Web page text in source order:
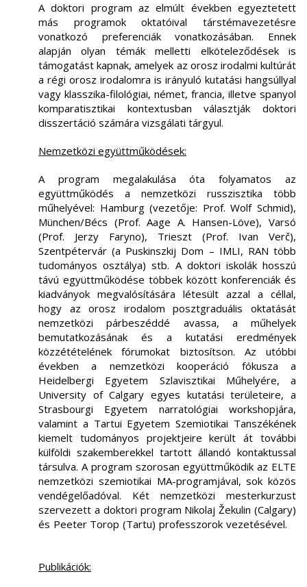
A doktori program az elmúlt években egyeztetett
más programok oktatóival társtémavezetésre
vonatkozó preferenciák vonatkozásában. Ennek
alapján olyan témák melletti elköteleződések is
támogatást kapnak, amelyek az orosz irodalmi kultúrát
a régi orosz irodalomra is irányuló kutatási hangsúllyal
vagy klasszika-filológiai, német, francia, illetve spanyol
komparatisztikai kontextusban választják doktori
disszertáció számára vizsgálati tárgyul.
Nemzetközi együttműködések:
A program megalakulása óta folyamatos az
együttműködés a nemzetközi russzisztika több
műhelyével: Hamburg (vezetője: Prof. Wolf Schmid),
München/Bécs (Prof. Aage A. Hansen-Löve), Varsó
(Prof. Jerzy Faryno), Trieszt (Prof. Ivan Verč),
Szentpétervár (a Puskinszkij Dom – IMLI, RAN több
tudományos osztálya) stb. A doktori iskolák hosszú
távú együttműködése többek között konferenciák és
kiadványok megvalósítására létesült azzal a céllal,
hogy az orosz irodalom posztgraduális oktatását
nemzetközi párbeszéddé avassa, a műhelyek
bemutatkozásának és a kutatási eredmények
közzétételének fórumokat biztosítson. Az utóbbi
években a nemzetközi kooperáció fókusza a
Heidelbergi Egyetem Szlavisztikai Műhelyére, a
University of Calgary egyes kutatási területeire, a
Strasbourgi Egyetem narratológiai workshopjára,
valamint a Tartui Egyetem Szemiotikai Tanszékének
kiemelt tudományos projektjeire került át további
külföldi szakemberekkel tartott állandó kontaktussal
társulva. A program szorosan együttműködik az ELTE
nemzetközi szemiotikai MA-programjával, sok közös
vendégelőadóval. Két nemzetközi mesterkurzust
szervezett a doktori program Nikolaj Žekulin (Calgary)
és Peeter Torop (Tartu) professzorok vezetésével.
Publikációk: